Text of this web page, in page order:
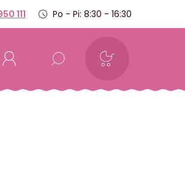
111 Po - Pi: 8:30 - 16:30